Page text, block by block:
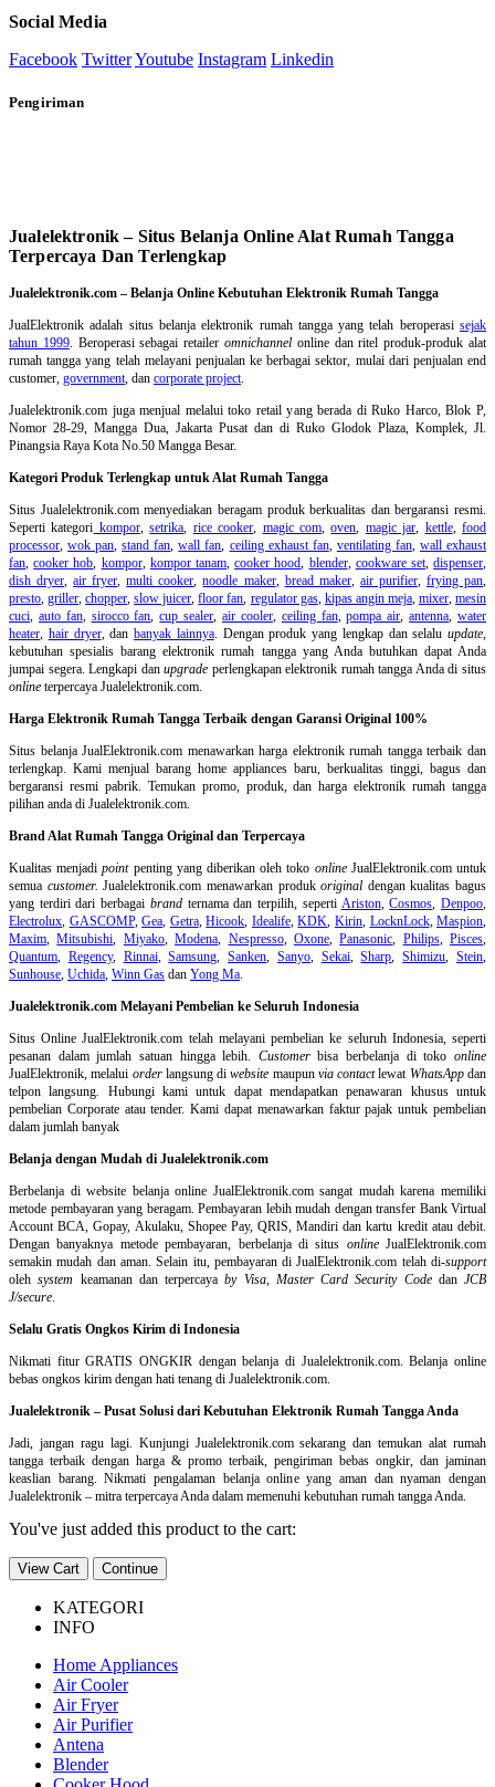
Social Media
Facebook TwitterYoutube Instagram Linkedin
Pengiriman
Jualelektronik – Situs Belanja Online Alat Rumah Tangga
Terpercaya Dan Terlengkap
Jualelektronik.com – Belanja Online Kebutuhan Elektronik Rumah Tangga
JualElektronik adalah situs belanja elektronik rumah tanggayang telah beroperasisejak
tahun 1999. Beroperasi sebagai retaileromnichannel online dan ritel produk-produk alat
rumah tangga yang telah melayani penjualan ke berbagai sektor, mulai dari penjualan end
customer, government, dan corporate project.
Jualelektronik.com juga menjual melalui toko retail yang berada di Ruko Harco, Blok P,
Nomor 28-29, Mangga Dua, Jakarta Pusat dan di Ruko Glodok Plaza, Komplek, Jl.
Pinangsia Raya Kota No.50 Mangga Besar.
Kategori Produk Terlengkap untuk Alat Rumah Tangga
Situs Jualelektronik.com menyediakan beragam produk berkualitas dan bergaransi resmi.
Seperti kategori kompor,setrika, rice cooker, magic com,oven, magic jar, kettle,food
processor,wok pan,stand fan,wall fan, ceiling exhaust fan, ventilating fan, wall exhaust
fan,cooker hob, kompor, kompor tanam,cooker hood, blender, cookware set,dispenser,
dish dryer,air fryer,multi cooker,noodle maker, bread maker, air purifier, frying pan,
presto,griller,chopper,slow juicer,floor fan, regulator gas, kipas angin meja, mixer,mesin
cuci, auto fan, sirocco fan,cup sealer,air cooler, ceiling fan,pompa air,antenna,water
heater, hair dryer, dan banyak lainnya. Dengan produk yang lengkap dan selalu update,
kebutuhan spesialis barang elektronik rumah tangga yang Anda butuhkan dapat Anda
jumpai segera. Lengkapi danupgrade perlengkapan elektronik rumah tangga Anda di situs
online terpercaya Jualelektronik.com.
Harga Elektronik Rumah Tangga Terbaik dengan Garansi Original 100%
Situs belanjaJualElektronik.com menawarkan harga elektronik rumah tangga terbaik dan
terlengkap. Kami menjual barang home appliances baru, berkualitas tinggi, bagus dan
bergaransi resmi pabrik. Temukan promo, produk, dan harga elektronik rumah tangga
pilihan anda di Jualelektronik.com.
Brand Alat Rumah Tangga Original dan Terpercaya
Kualitas menjadipointpenting yang diberikan oleh toko onlineJualElektronik.com untuk
semua customer. Jualelektronik.com menawarkan produkoriginal dengan kualitas bagus
yang terdiri dari berbagai brandternama dan terpilih, seperti Ariston,Cosmos,Denpoo,
Electrolux, GASCOMP,Gea, Getra,Hicook, Idealife,KDK, Kirin, LocknLock,Maspion,
Maxim,Mitsubishi, Miyako,Modena, Nespresso, Oxone,Panasonic, Philips, Pisces,
Quantum, Regency, Rinnai,Samsung,Sanken, Sanyo, Sekai,Sharp,Shimizu,Stein,
Sunhouse, Uchida, Winn Gas dan Yong Ma.
Jualelektronik.com Melayani Pembelian ke Seluruh Indonesia
Situs Online JualElektronik.com telah melayani pembelian ke seluruh Indonesia, seperti
pesanan dalam jumlah satuan hingga lebih. Customerbisa berbelanja di tokoonline
JualElektronik, melalui orderlangsung diwebsite maupun via contactlewat WhatsAppdan
telpon langsung. Hubungi kami untuk dapat mendapatkan penawaran khusus untuk
pembelian Corporate atau tender. Kami dapat menawarkan faktur pajak untuk pembelian
dalam jumlah banyak
Belanja dengan Mudah di Jualelektronik.com
Berbelanja diwebsite belanja online JualElektronik.com sangat mudah karena memiliki
metode pembayaran yang beragam. Pembayaran lebih mudah dengan transfer Bank Virtual
Account BCA, Gopay, Akulaku, Shopee Pay, QRIS, Mandiri dan kartu kredit atau debit.
Dengan banyaknya metode pembayaran, berbelanja di situs onlineJualElektronik.com
semakin mudah dan aman. Selain itu, pembayaran di JualElektronik.com telah di-support
olehsystem keamanan dan terpercayaby Visa, Master Card Security Codedan JCB
J/secure.
Selalu Gratis Ongkos Kirim di Indonesia
Nikmati fitur GRATIS ONGKIR dengan belanja di Jualelektronik.com. Belanja online
bebas ongkos kirim dengan hati tenang di Jualelektronik.com.
Jualelektronik – Pusat Solusi dari Kebutuhan Elektronik Rumah Tangga Anda
Jadi, jangan ragu lagi. Kunjungi Jualelektronik.com sekarang dan temukan alat rumah
tangga terbaik dengan harga & promo terbaik, pengiriman bebas ongkir, dan jaminan
keaslian barang. Nikmati pengalaman belanja online yang aman dan nyaman dengan
Jualelektronik – mitra terpercaya Anda dalam memenuhi kebutuhan rumah tangga Anda.
You've just added this product to the cart:
View Cart Continue
KATEGORI
INFO
Home Appliances
Air Cooler
Air Fryer
Air Purifier
Antena
Blender